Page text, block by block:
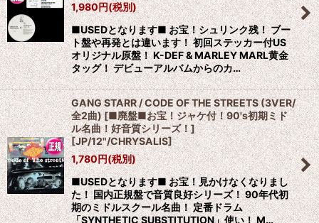
1,980円(税別)
■USEDとなります■ お宝！シュリンク残！ ブー
ト盤や再発とは違います！ 初回ステッカー付US
オリジナル原盤！ K-DEF & MARLEY MARL黄金
タッグ！ デビューアルバムからのカ…
GANG STARR / CODE OF THE STREETS (3VER/
全2曲) [■廃盤■お宝！ジャケ付！90's初期ミド
ル名曲！好音質シリーズ！]
[JP/12"/CHRYSALIS]
1,780円(税別)
■USEDとなります■ お宝！見かけなくなりまし
た！ 国内正規盤で音質良好シリーズ！ 90年代初
期のミドルスクール名曲！ 定番ドラム
「SYNTHETIC SUBSTITUTION」使い！ M…